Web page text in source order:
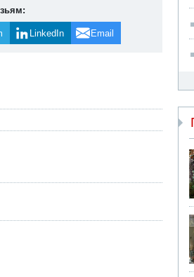
LinkedIn Email